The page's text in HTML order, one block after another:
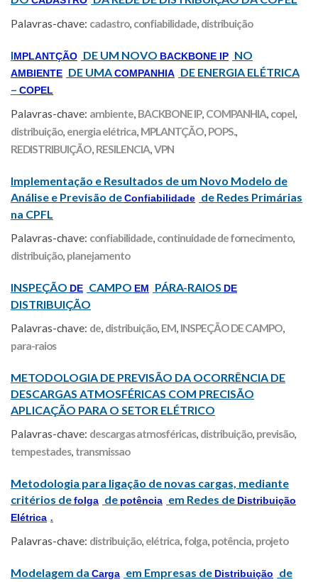
Palavras-chave: cadastro, confiabilidade, distribuição
IMPLANTÇÃO DE UM NOVO BACKBONE IP NO
AMBIENTE DE UMACOMPANHIA DE ENERGIA ELÉTRICA
– COPEL
Palavras-chave: ambiente, BACKBONE IP, COMPANHIA, copel,
distribuição, energia elétrica, MPLANTÇÃO, POPS.,
REDISTRIBUIÇÃO, RESILENCIA,VPN
Implementação e Resultados de um Novo Modelo de
Análise e Previsão deConfiabilidade de Redes Primárias
na CPFL
Palavras-chave: confiabilidade, continuidade de fornecimento,
distribuição, planejamento
INSPEÇÃO DE CAMPO EM PÁRA-RAIOS DE
DISTRIBUIÇÃO
Palavras-chave: de, distribuição, EM, INSPEÇÃO DE CAMPO,
para-raios
METODOLOGIA DE PREVISÃO DA OCORRÊNCIA DE
DESCARGAS ATMOSFÉRICAS COM PRECISÃO
APLICAÇÃO PARA O SETOR ELÉTRICO
Palavras-chave: descargas atmosféricas, distribuição, previsão,
tempestades, transmissao
Metodologia para ligação de novas cargas, mediante
critérios defolga de potência em Redes de Distribuição
Elétrica .
Palavras-chave: distribuição, elétrica, folga, potência, projeto
Modelagem da Carga em Empresas de Distribuição
de